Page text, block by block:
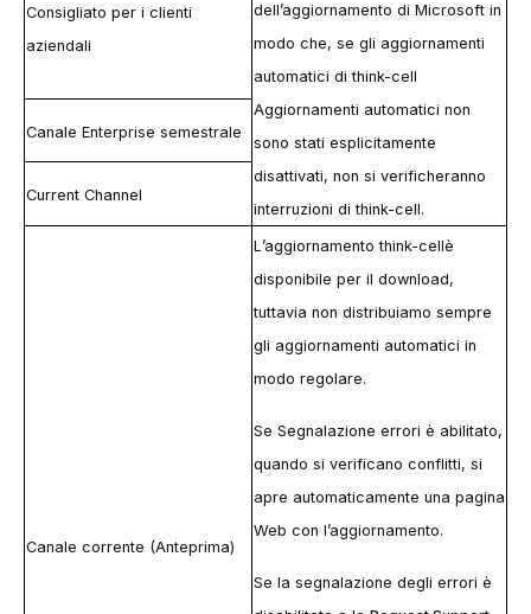
Consigliato per i clienti
aziendali
dell’aggiornamento di Microsoft in
modo che, se gli aggiornamenti
automatici dithink-cell
Aggiornamenti automatici non
sono stati esplicitamente
disattivati, non si verificheranno
interruzioni dithink-cell.
Canale Enterprise semestrale
Current Channel
Canale corrente (Anteprima)
L’aggiornamentothink-cellè
disponibile per il download,
tuttavia non distribuiamo sempre
gli aggiornamenti automatici in
modo regolare.
Se Segnalazione errori è abilitato,
quando si verificano conflitti, si
apre automaticamente una pagina
Web con l’aggiornamento.
Se la segnalazione degli errori è